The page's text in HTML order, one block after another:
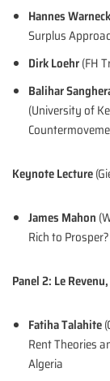
Hannes
Surplus
Dirk Loehr(FH
Balihar
(University of
Keynote Lecture
James Mahon
Rich to Prosper?
Panel 2: Le
Fatiha Talahite
Rent Theories
Algeria